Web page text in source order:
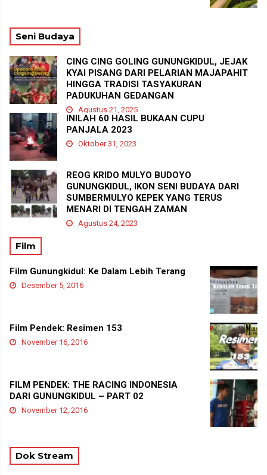
Seni Budaya
CING CING GOLING GUNUNGKIDUL, JEJAK
KYAI PISANG DARI PELARIAN MAJAPAHIT
HINGGA TRADISI TASYAKURAN
PADUKUHAN GEDANGAN
Agustus 21, 2025
INILAH 60 HASIL BUKAAN CUPU
PANJALA 2023
Oktober 31, 2023
REOG KRIDO MULYO BUDOYO
GUNUNGKIDUL, IKON SENI BUDAYA DARI
SUMBERMULYO KEPEK YANG TERUS
MENARI DI TENGAH ZAMAN
Agustus 24, 2023
Film
Film Gunungkidul: Ke Dalam Lebih Terang
Desember 5, 2016
Film Pendek: Resimen 153
November 16, 2016
FILM PENDEK: THE RACING INDONESIA
DARI GUNUNGKIDUL – PART 02
November 12, 2016
Dok Stream